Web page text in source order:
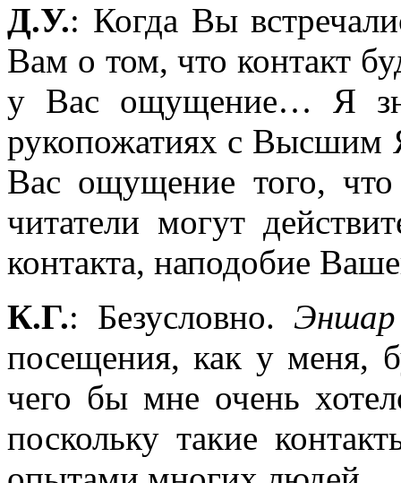
Д.У.: Когда Вы
Вам о том, что контакт
у Вас ощущение… Я
рукопожатиях с Высшим
Вас ощущение того,
читатели могут
контакта, наподобие
К.Г.: Безусловно. Эншар
посещения, как у меня,
чего бы мне очень
поскольку такие